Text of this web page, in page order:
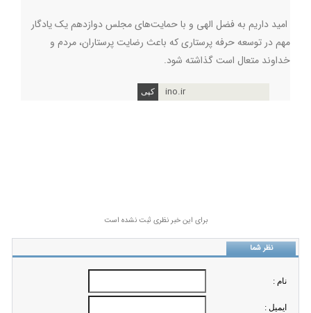
امید داریم به فضل الهی و با حمایت‌های مجلس دوازدهم یک یادگار
مهم در توسعه حرفه پرستاری که باعث رضایت پرستاران، مردم و
خداوند متعال است گذاشته شود.
ino.ir
برای این خبر نظری ثبت نشده است
نظر شما
نام :
ايميل :